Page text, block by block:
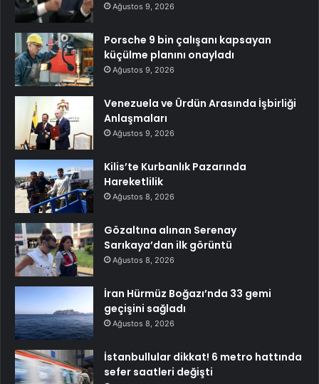
Ağustos 9, 2026
Porsche 9 bin çalışanı kapsayan
küçülme planını onayladı
Ağustos 9, 2026
Venezuela ve Ürdün Arasında İşbirliği
Anlaşmaları
Ağustos 9, 2026
Kilis’te Kurbanlık Pazarında
Hareketlilik
Ağustos 8, 2026
Gözaltına alınan Serenay
Sarıkaya’dan ilk görüntü
Ağustos 8, 2026
İran Hürmüz Boğazı’nda 33 gemi
geçişini sağladı
Ağustos 8, 2026
İstanbullular dikkat! 6 metro hattında
sefer saatleri değişti